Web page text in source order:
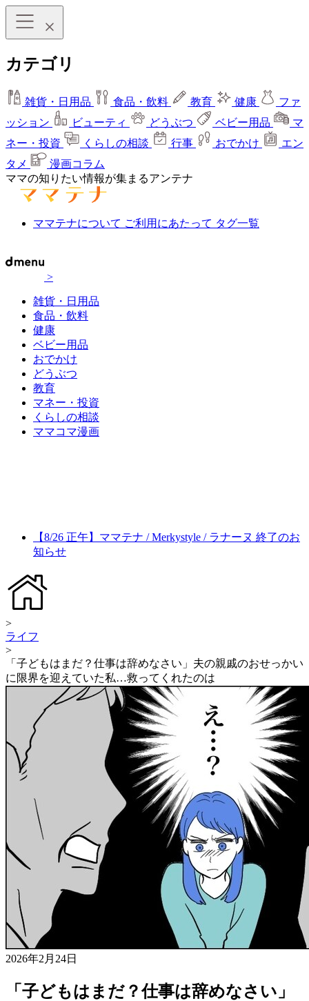
カテゴリ
雑貨・日用品 食品・飲料 教育 健康
ファ
ッション
ビューティ どうぶつ ベビー用品
マ
ネー・投資
くらしの相談 行事 おでかけ
エン
タメ
漫画コラム
ママの知りたい情報が集まるアンテナ
ママテナについて ご利用にあたって タグ一覧
>
雑貨・日用品
食品・飲料
健康
ベビー用品
おでかけ
どうぶつ
教育
マネー・投資
くらしの相談
ママコマ漫画
【8/26 正午】ママテナ / Merkystyle / ラナーヌ 終了のお
知らせ
>
ライフ
>
「子どもはまだ？仕事は辞めなさい」夫の親戚のおせっかい
に限界を迎えていた私…救ってくれたのは
2026年2月24日
「子どもはまだ？仕事は辞めなさい」